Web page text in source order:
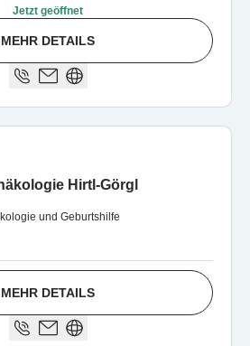
Jetzt geöffnet
MEHR DETAILS
Hirtl-Görgl
und Geburtshilfe
MEHR DETAILS